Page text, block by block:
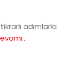
adımlarla